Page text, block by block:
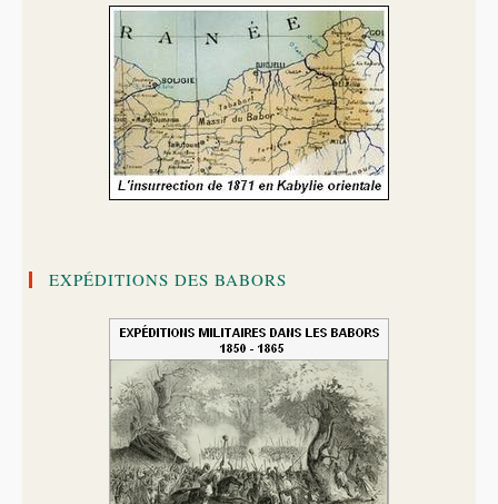
EXPÉDITIONS DES BABORS